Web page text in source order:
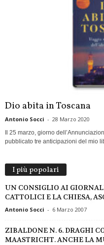
Dio abita in Toscana
Antonio Socci - 28 Marzo 2020
Il 25 marzo, giorno
pubblicato tre anticipazioni del mio
I più popolari
UN CONSIGLIO AI
CATTOLICI E LA CHIESA,
Antonio Socci - 6 Marzo 2007
ZIBALDONE N. 6. DRAGHI
MAASTRICHT. ANCHE LA